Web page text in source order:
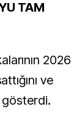
TAM
2026
ve
gösterdi.